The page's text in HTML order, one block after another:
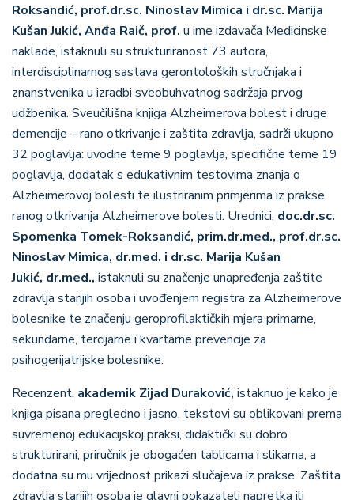
Roksandić, prof.dr.sc. Ninoslav Mimica i dr.sc. Marija
Kušan Jukić, Anđa Raič, prof. u ime izdavača Medicinske
naklade, istaknuli su strukturiranost 73 autora,
interdisciplinarnog sastava gerontoloških stručnjaka i
znanstvenika u izradbi sveobuhvatnog sadržaja prvog
udžbenika. Sveučilišna knjiga Alzheimerova bolest i druge
demencije – rano otkrivanje i zaštita zdravlja, sadrži ukupno
32 poglavlja: uvodne teme 9 poglavlja, specifične teme 19
poglavlja, dodatak s edukativnim testovima znanja o
Alzheimerovoj bolesti te ilustriranim primjerima iz prakse
ranog otkrivanja Alzheimerove bolesti. Urednici, doc.dr.sc.
Spomenka Tomek-Roksandić, prim.dr.med., prof.dr.sc.
Ninoslav Mimica, dr.med. i dr.sc. Marija Kušan
Jukić, dr.med., istaknuli su značenje unapređenja zaštite
zdravlja starijih osoba i uvođenjem registra za Alzheimerove
bolesnike te značenju geroprofilaktičkih mjera primarne,
sekundarne, tercijarne i kvartarne prevencije za
psihogerijatrijske bolesnike.
Recenzent, akademik Zijad Duraković, istaknuo je kako je
knjiga pisana pregledno i jasno, tekstovi su oblikovani prema
suvremenoj edukacijskoj praksi, didaktički su dobro
strukturirani, priručnik je obogaćen tablicama i slikama, a
dodatna su mu vrijednost prikazi slučajeva iz prakse. Zaštita
zdravlja starijih osoba je glavni pokazatelj napretka ili